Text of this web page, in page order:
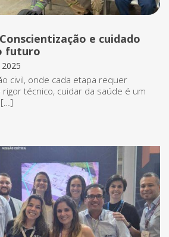
e cuidado
futuro
civil, onde cada etapa requer
técnico, cuidar da saúde é um
[…]